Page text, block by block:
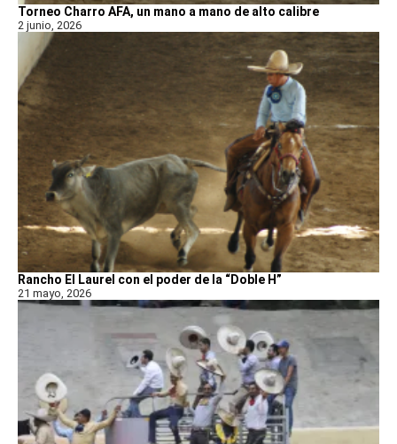
Torneo Charro AFA, un mano a mano de alto calibre
2 junio, 2026
Rancho El Laurel con el poder de la “Doble H”
21 mayo, 2026